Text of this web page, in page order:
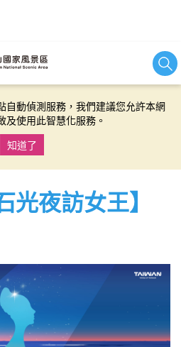
以持續優化網站服務，並有助於為
自動偵測服務，我們建議您允許本網
及使用此智慧化服務。
知道了
光夜訪女王】